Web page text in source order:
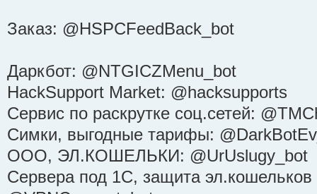
Заказ: @HSPCFeedBack_bot
Даркбот: @NTGICZMenu_bot
HackSupport Market: @hacksupports
Сервис по раскрутке соц.сетей:
Симки, выгодные тарифы:
ООО, ЭЛ.КОШЕЛЬКИ: @UrUslugy_bot
Сервера под 1С, защита эл.кошельков